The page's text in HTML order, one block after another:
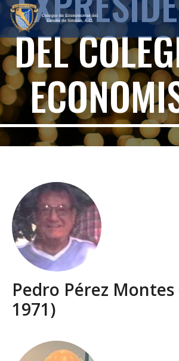
DEL
Pedro Pérez Montes
1971)